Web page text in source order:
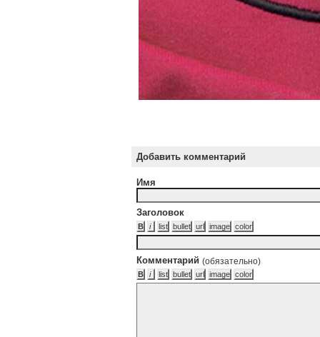
Добавить комментарий
Имя
Заголовок
Комментарий (обязательно)